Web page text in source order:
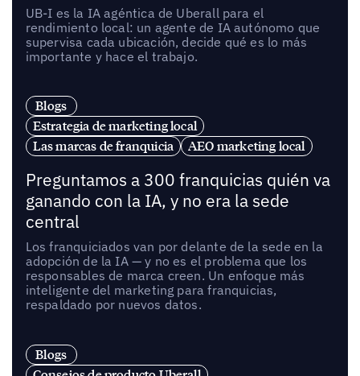
UB-I es la IA agéntica de Uberall para el
rendimiento local: un agente de IA autónomo que
supervisa cada ubicación, decide qué es lo más
importante y hace el trabajo.
Blogs
Estrategia de marketing local
Las marcas de franquicia
AEO marketing local
Preguntamos a 300 franquicias quién va
ganando con la IA, y no era la sede
central
Los franquiciados van por delante de la sede en la
adopción de la IA — y no es el problema que los
responsables de marca creen. Un enfoque más
inteligente del marketing para franquicias,
respaldado por nuevos datos.
Blogs